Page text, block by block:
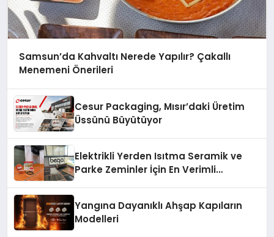
Samsun’da Kahvaltı Nerede Yapılır? Çakallı
Menemeni Önerileri
Cesur Packaging, Mısır’daki Üretim
Üssünü Büyütüyor
Elektrikli Yerden Isıtma Seramik ve
Parke Zeminler İçin En Verimli
Yangına Dayanıklı Ahşap Kapıların
Modelleri